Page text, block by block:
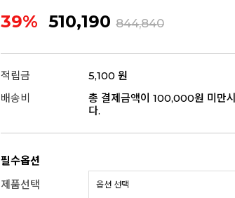
39% 510,190 844,840
적립금
5,100 원
배송비
총 결제금액이 100,000원 미만
다.
필수옵션
제품선택